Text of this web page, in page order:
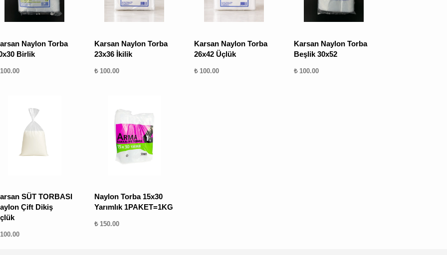
Naylon Torba
Birlik
Karsan Naylon Torba
23x36 İkilik
₺ 100.00
Karsan Naylon Torba
26x42 Üçlük
₺ 100.00
Karsan Naylon Torba
Beşlik 30x52
₺ 100.00
SÜT TORBASI
Çift Dikiş
Naylon Torba 15x30
Yarımlık 1PAKET=1KG
₺ 150.00